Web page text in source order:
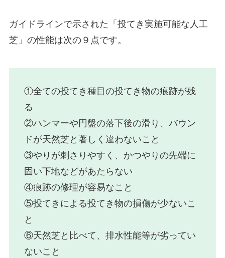
ガイドラインで示された「投てき実施可能な人工
芝」の性能は次の９点です。
①全ての投てき種目の投てき物の痕跡が残
る
②ハンマーや円盤の落下後の滑り、バウン
ドが天然芝と著しく違わないこと
③やりが刺さりやすく、かつやりの先端に
固い下地などがあたらない
④痕跡の修理が容易なこと
⑤投てきによる投てき物の損傷が少ないこ
と
⑥天然芝と比べて、排水性能等が劣ってい
ないこと